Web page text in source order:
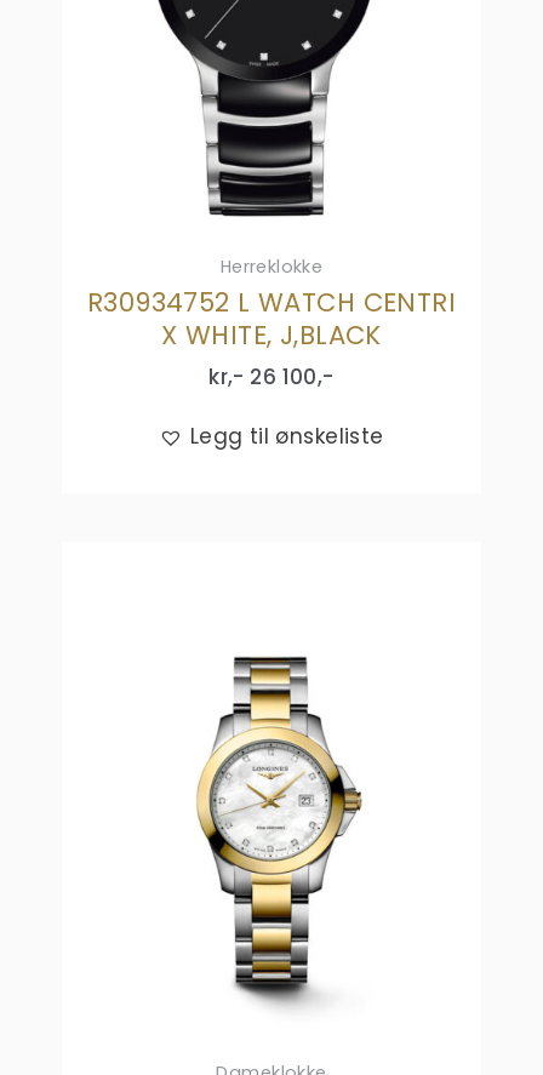
Herreklokke
R30934752 L WATCH CENTRI
X WHITE, J,BLACK
kr,- 26 100,-
Legg til ønskeliste